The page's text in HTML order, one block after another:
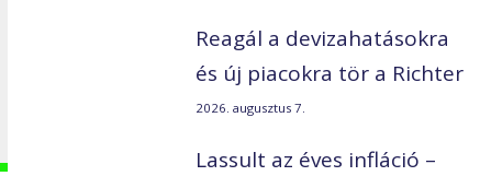
Reagál a devizahatásokra
és új piacokra tör a Richter
2026. augusztus 7.
Lassult az éves infláció –